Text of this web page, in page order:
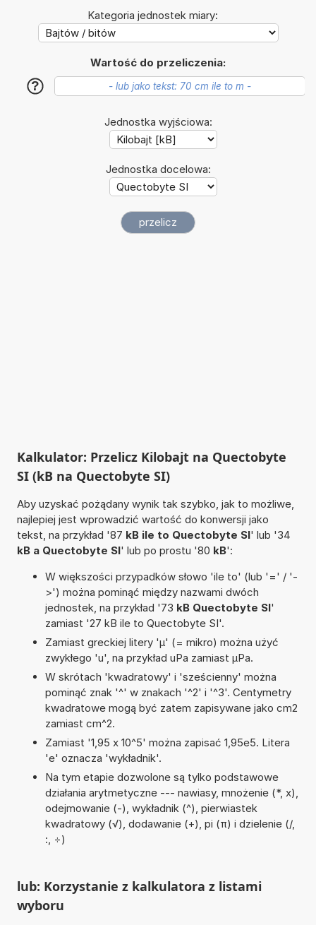
Kategoria jednostek miary:
Wartość do przeliczenia:
?
Jednostka wyjściowa:
Jednostka docelowa:
Kalkulator: Przelicz Kilobajt na Quectobyte
SI (kB na Quectobyte SI)
Aby uzyskać pożądany wynik tak szybko, jak to możliwe,
najlepiej jest wprowadzić wartość do konwersji jako
tekst, na przykład '87 kB ile to Quectobyte SI' lub '34
kB a Quectobyte SI' lub po prostu '80 kB':
W większości przypadków słowo 'ile to' (lub '=' / '-
>') można pominąć między nazwami dwóch
jednostek, na przykład '73 kB Quectobyte SI'
zamiast '27 kB ile to Quectobyte SI'.
Zamiast greckiej litery 'µ' (= mikro) można użyć
zwykłego 'u', na przykład uPa zamiast µPa.
W skrótach 'kwadratowy' i 'sześcienny' można
pominąć znak '^' w znakach '^2' i '^3'. Centymetry
kwadratowe mogą być zatem zapisywane jako cm2
zamiast cm^2.
Zamiast '1,95 x 10^5' można zapisać 1,95e5. Litera
'e' oznacza 'wykładnik'.
Na tym etapie dozwolone są tylko podstawowe
działania arytmetyczne --- nawiasy, mnożenie (*, x),
odejmowanie (-), wykładnik (^), pierwiastek
kwadratowy (√), dodawanie (+), pi (π) i dzielenie (/,
:, ÷)
lub: Korzystanie z kalkulatora z listami
wyboru